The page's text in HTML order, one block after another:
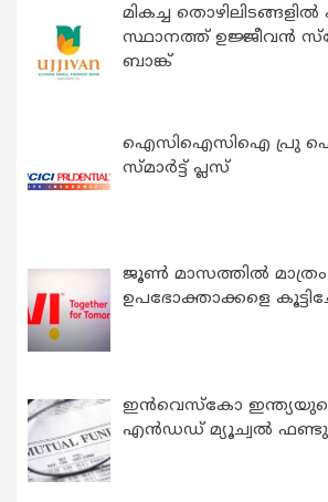
മികച്ച തൊഴിലിടങ്ങളിൽ
സ്ഥാനത്ത് ഉജ്ജീവൻ
ബാങ്ക്
ഐസിഐസിഐ പ്രു
സ്മാർട്ട് പ്ലസ്
ജൂൺ മാസത്തിൽ മാത്രം
ഉപഭോക്താക്കളെ
ഇന്‍വെസ്കോ
എന്‍ഡഡ് മ്യൂച്വല്‍